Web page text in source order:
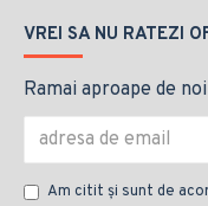
VREI SA NU RATEZI
Ramai aproape de
Am citit şi sunt de